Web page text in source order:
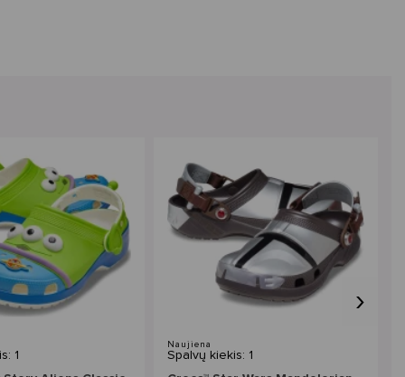
1
Naujiena
Spalvų kiekis: 1
›